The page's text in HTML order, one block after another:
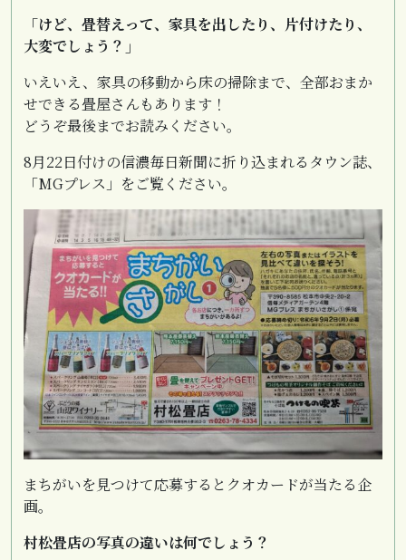
「けど、畳替えって、家具を出したり、片付けたり、
大変でしょう？」
いえいえ、家具の移動から床の掃除まで、全部おまか
せできる畳屋さんもあります！
どうぞ最後までお読みください。
8月22日付けの信濃毎日新聞に折り込まれるタウン誌、
「MGプレス」をご覧ください。
まちがいを見つけて応募するとクオカードが当たる企
画。
村松畳店の写真の違いは何でしょう？